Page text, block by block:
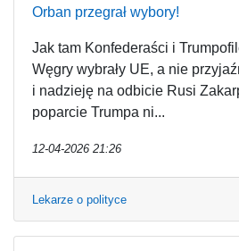
Orban przegrał wybory!
Jak tam Konfederaści i
Węgry wybrały UE, a nie
i nadzieję na odbicie Rusi
poparcie Trumpa ni...
12-04-2026 21:26
Lekarze o polityce